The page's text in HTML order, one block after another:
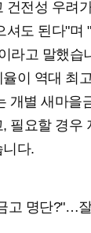
건전성 우려
셔도 된다"며
라고 말했습
이 역대 최
개별 새마을
필요할 경우
다.
고 명단?"…